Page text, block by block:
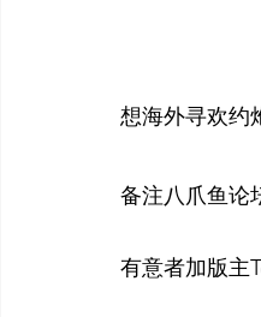
想海外寻欢约
备注八爪鱼论
有意者加版主